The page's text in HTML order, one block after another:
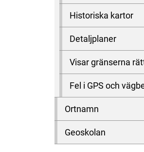
Historiska kartor
Detaljplaner
Visar gränserna
Fel i GPS och
Ortnamn
Geoskolan